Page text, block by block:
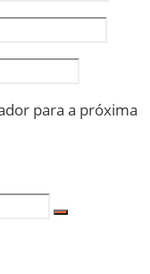
para a próxima